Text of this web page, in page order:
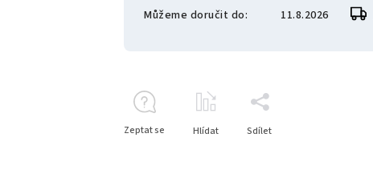
Můžeme doručit do:
11.8.2026
Zeptat se Hlídat Sdílet